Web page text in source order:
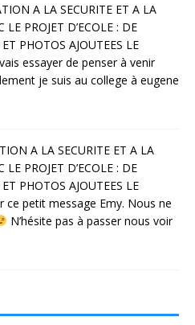
A LA SECURITE ET A LA
PROJET D’ECOLE : DE
PHOTOS AJOUTEES LE
essayer de penser à venir
je suis au college à eugene
A LA SECURITE ET A LA
PROJET D’ECOLE : DE
PHOTOS AJOUTEES LE
ce petit message Emy. Nous ne
N’hésite pas à passer nous voir